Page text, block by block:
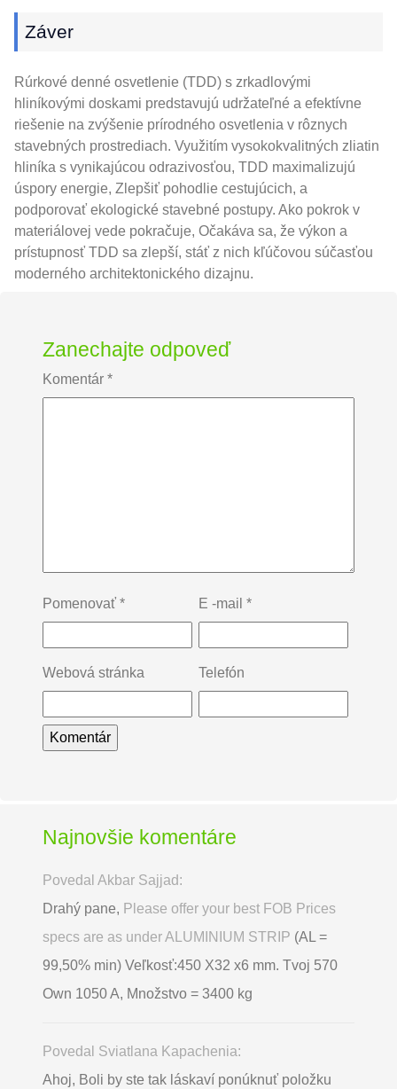
Záver
Rúrkové denné osvetlenie (TDD) s zrkadlovými
hliníkovými doskami predstavujú udržateľné a efektívne
riešenie na zvýšenie prírodného osvetlenia v rôznych
stavebných prostrediach. Využitím vysokokvalitných zliatin
hliníka s vynikajúcou odrazivosťou, TDD maximalizujú
úspory energie, Zlepšiť pohodlie cestujúcich, a
podporovať ekologické stavebné postupy. Ako pokrok v
materiálovej vede pokračuje, Očakáva sa, že výkon a
prístupnosť TDD sa zlepší, stáť z nich kľúčovou súčasťou
moderného architektonického dizajnu.
Zanechajte odpoveď
Komentár *
Pomenovať * E -mail *
Webová stránka Telefón
Najnovšie komentáre
Povedal Akbar Sajjad:
Drahý pane, Please offer your best FOB Prices
specs are as under ALUMINIUM STRIP (AL =
99,50% min) Veľkosť:450 X32 x6 mm. Tvoj 570
Own 1050 A, Množstvo = 3400 kg
Povedal Sviatlana Kapachenia:
Ahoj, Boli by ste tak láskaví ponúknuť položku